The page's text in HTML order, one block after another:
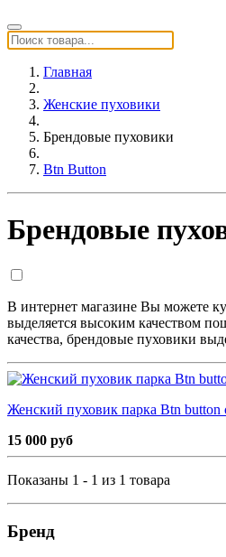
Главная
Женские пуховики
Брендовые пуховики
Btn Button
Брендовые
В интернет магазине Вы можете
выделяется высоким качеством
качества, брендовые пуховики
Женский пуховик парка Btn
15 000 руб
Показаны 1 - 1 из 1 товара
Бренд